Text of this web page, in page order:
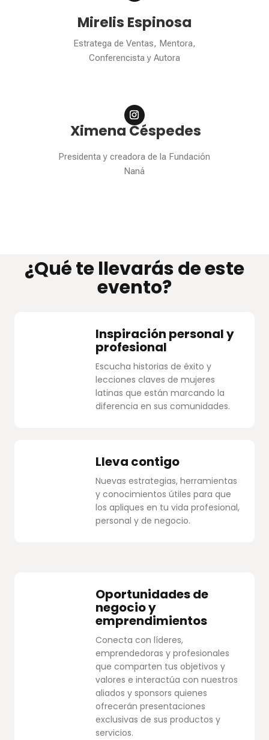
Mirelis Espinosa
Estratega de Ventas, Mentora,
Conferencista y Autora
Ximena Céspedes
Presidenta y creadora de la Fundación
Naná
¿Qué te llevarás de este
evento?
Inspiración personal y
profesional
Escucha historias de éxito y
lecciones claves de mujeres
latinas que están marcando la
diferencia en sus comunidades.
Lleva contigo
Nuevas estrategias, herramientas
y conocimientos útiles para que
los apliques en tu vida profesional,
personal y de negocio.
Oportunidades de
negocio y
emprendimientos
Conecta con líderes,
emprendedoras y profesionales
que comparten tus objetivos y
valores e interactúa con nuestros
aliados y sponsors quienes
ofrecerán presentaciones
exclusivas de sus productos y
servicios.